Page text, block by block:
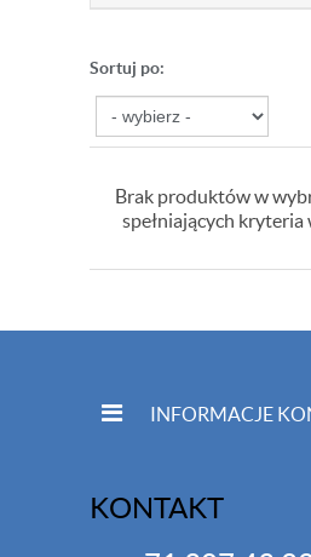
Sortuj po:
Brak produktów w
spełniających
INFORMACJE
KONTAKT